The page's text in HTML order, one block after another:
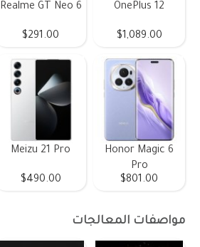
OnePlus 12
$1,089.00
Realme GT Neo 6
$291.00
Honor Magic 6
Pro
$801.00
Meizu 21 Pro
$490.00
مواصفات المعالجات